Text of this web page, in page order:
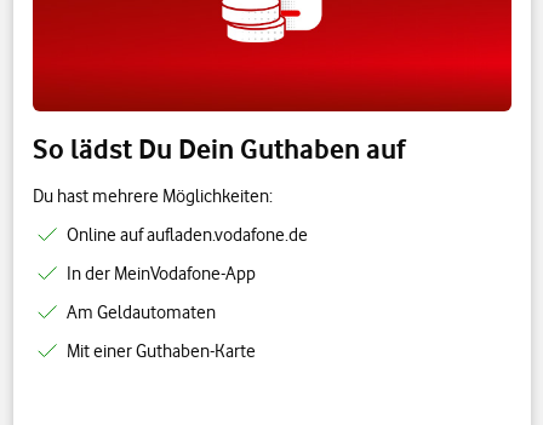
So lädst Du Dein Guthaben auf
Du hast mehrere Möglichkeiten:
Online auf aufladen.vodafone.de
In der MeinVodafone-App
Am Geldautomaten
Mit einer Guthaben-Karte